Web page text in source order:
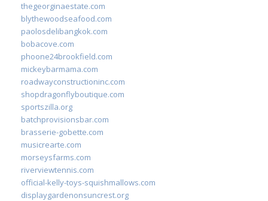
thegeorginaestate.com
blythewoodseafood.com
paolosdelibangkok.com
bobacove.com
phoone24brookfield.com
mickeybarmama.com
roadwayconstructioninc.com
shopdragonflyboutique.com
sportszilla.org
batchprovisionsbar.com
brasserie-gobette.com
musicrearte.com
morseysfarms.com
riverviewtennis.com
official-kelly-toys-squishmallows.com
displaygardenonsuncrest.org